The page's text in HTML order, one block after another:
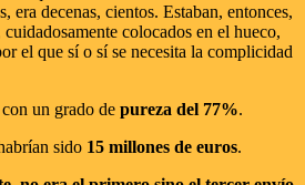
era decenas, cientos. Estaban, entonces,
colocados en el hueco,
el que sí o sí se necesita la complicidad
un grado de pureza del 77%.
sido 15 millones de euros.